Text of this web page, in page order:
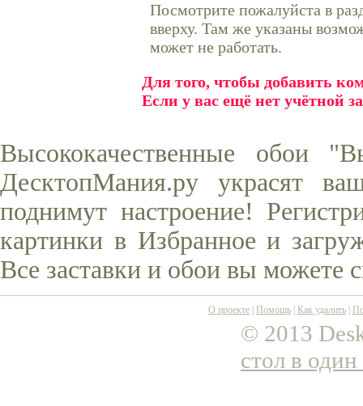
Посмотрите пожалуйста в
вверху. Там же указаны
может не работать.
Для того, чтобы добавить
Если у вас ещё нет учётной
Высококачественные обои
ДесктопМания.ру украсят
поднимут настроение!
картинки в Избранное и
Все заставки и обои вы можете
О проекте Помощь Как удалить
© 2013
стол в